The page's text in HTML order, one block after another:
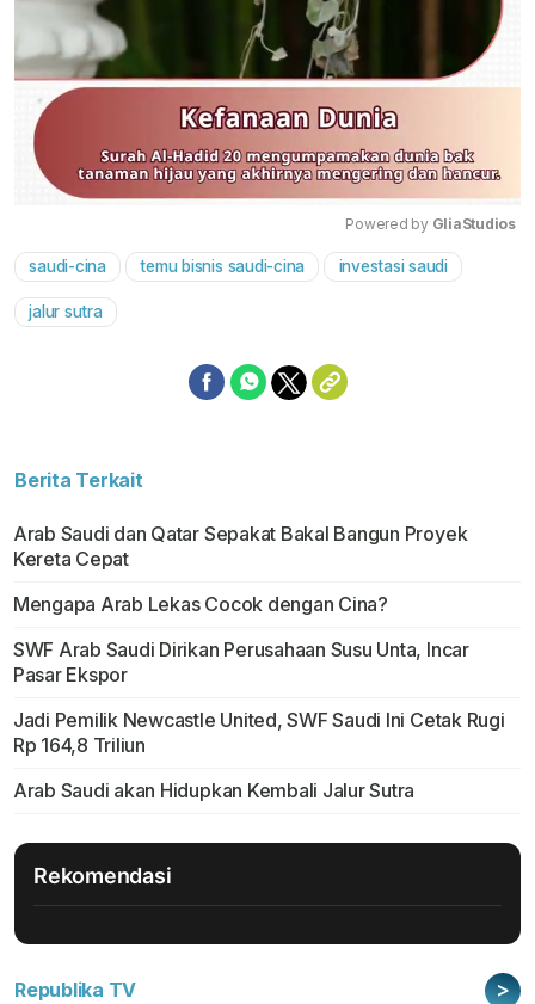
Mute
Powered by GliaStudios
saudi-cina temu bisnis saudi-cina investasi saudi
jalur sutra
Berita Terkait
Arab Saudi dan Qatar Sepakat Bakal Bangun Proyek
Kereta Cepat
Mengapa Arab Lekas Cocok dengan Cina?
SWF Arab Saudi Dirikan Perusahaan Susu Unta, Incar
Pasar Ekspor
Jadi Pemilik Newcastle United, SWF Saudi Ini Cetak Rugi
Rp 164,8 Triliun
Arab Saudi akan Hidupkan Kembali Jalur Sutra
Rekomendasi
Republika TV >